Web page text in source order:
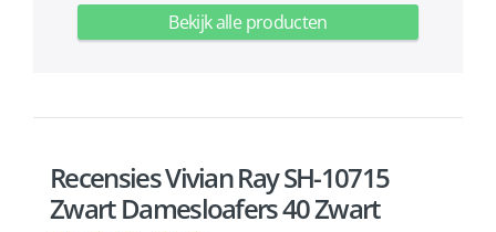
Bekijk alle producten
Recensies Vivian Ray SH-10715
Zwart Damesloafers 40 Zwart